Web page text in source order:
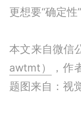
更想要“确定性”
本文来自微信
awtmt）
，作
题图来自：视